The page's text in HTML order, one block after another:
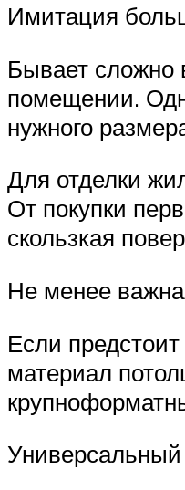
Имитация
Бывает сложно
помещении.
нужного
Для отделки
От покупки
скользкая
Не менее
Если
материал